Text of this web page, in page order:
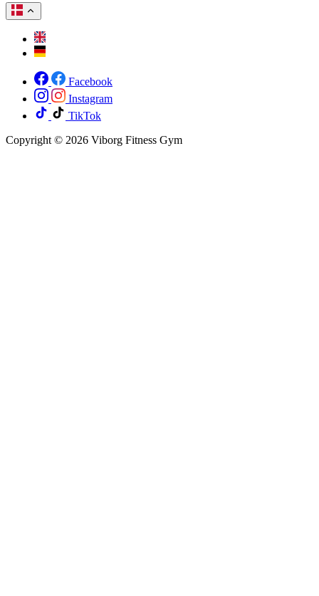
Facebook
Instagram
TikTok
Copyright © 2026 Viborg Fitness Gym